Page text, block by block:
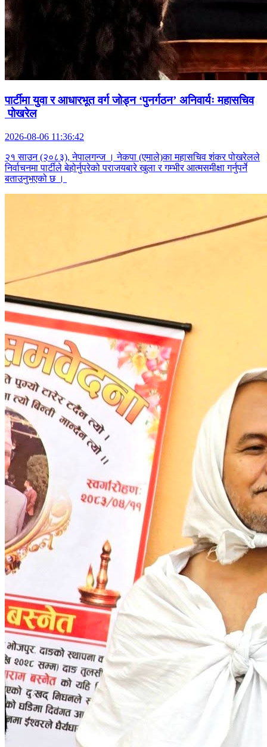
पार्टीमा युवा र आधारभूत वर्ग जोड्न ‘पुनर्गठन’ अनिवार्यः महासचिव
पोखरेल
2026-08-06 11:36:42
२१ साउन (२०८३), नेपालगन्ज । नेकपा (एमाले)का महासचिव शंकर पोखरेलले
निर्वाचनमा पार्टीले बेहोर्नुपरेको पराजयबारे खुला र गम्भीर आत्मसमीक्षा गर्नुपर्ने
बताउनुभएको छ ।